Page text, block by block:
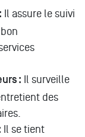
Il assure le suivi
: Il surveille
des
Il se tient